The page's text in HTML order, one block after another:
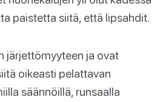
paistetta siitä, että lipsahdit.
järjettömyyteen ja ovat
oikeasti pelattavan
säännöillä, runsaalla